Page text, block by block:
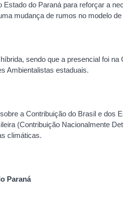
Estado do Paraná para reforçar a
mudança de rumos no modelo
sendo que a presencial foi
Ambientalistas estaduais.
a Contribuição do Brasil e dos
(Contribuição Nacionalmente
climáticas.
Paraná